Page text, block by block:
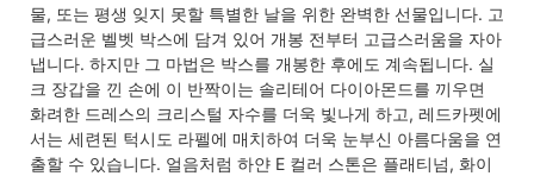
물, 또는 평생 잊지 못할 특별한 날을 위한 완벽한 선물입니다. 고
급스러운 벨벳 박스에 담겨 있어 개봉 전부터 고급스러움을 자아
냅니다. 하지만 그 마법은 박스를 개봉한 후에도 계속됩니다. 실
크 장갑을 낀 손에 이 반짝이는 솔리테어 다이아몬드를 끼우면
화려한 드레스의 크리스털 자수를 더욱 빛나게 하고, 레드카펫에
서는 세련된 턱시도 라펠에 매치하여 더욱 눈부신 아름다움을 연
출할 수 있습니다. 얼음처럼 하얀 E 컬러 스톤은 플래티넘, 화이